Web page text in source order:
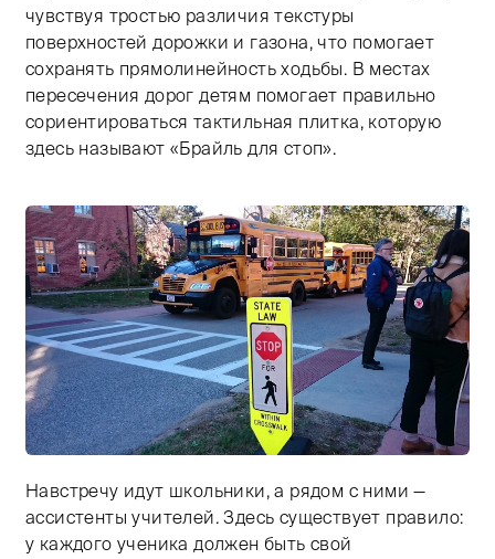
чувствуя тростью различия текстуры
поверхностей дорожки и газона, что помогает
сохранять прямолинейность ходьбы. В местах
пересечения дорог детям помогает правильно
сориентироваться тактильная плитка, которую
здесь называют «Брайль для стоп».
Тифлокомментарий: пешеходный переход на
Навстречу идут школьники, а рядом с ними —
ассистенты учителей. Здесь существует правило:
у каждого ученика должен быть свой